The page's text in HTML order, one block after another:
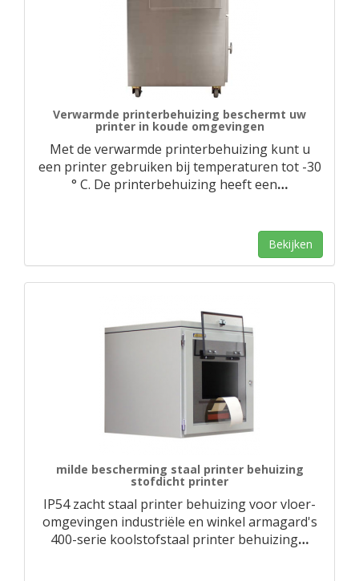
Verwarmde printerbehuizing beschermt uw
printer in koude omgevingen
Met de verwarmde printerbehuizing kunt u
een printer gebruiken bij temperaturen tot -30
° C. De printerbehuizing heeft een…
Bekijken
milde bescherming staal printer behuizing
stofdicht printer
IP54 zacht staal printer behuizing voor vloer-
omgevingen industriële en winkel armagard's
400-serie koolstofstaal printer behuizing…